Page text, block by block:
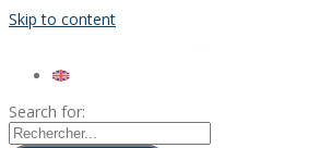
Skip to content
Search for: